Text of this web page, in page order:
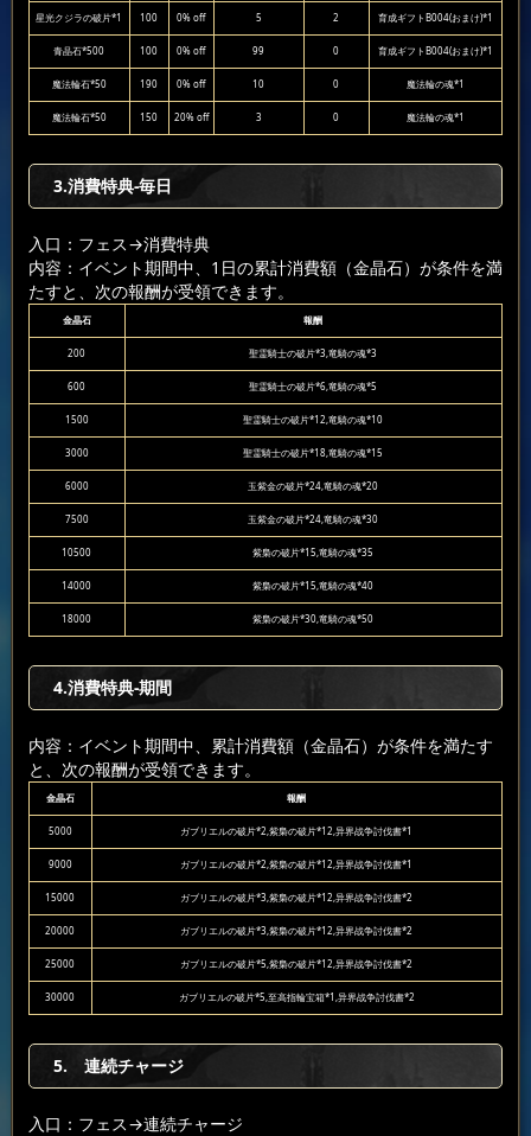
星光クジラの破片*1 100 0% off 5 2 育成ギフトB004(おまけ)*1
青晶石*500 100 0% off 99 0 育成ギフトB004(おまけ)*1
魔法輪石*50 190 0% off 10 0 魔法輪の魂*1
魔法輪石*50 150 20% off 3 0 魔法輪の魂*1
3.消費特典-毎日
入口：フェス→消費特典
内容：イベント期間中、1日の累計消費額（金晶石）が条件を満
たすと、次の報酬が受領できます。
金晶石 報酬
200 聖霊騎士の破片*3,竜騎の魂*3
600 聖霊騎士の破片*6,竜騎の魂*5
1500 聖霊騎士の破片*12,竜騎の魂*10
3000 聖霊騎士の破片*18,竜騎の魂*15
6000 玉紫金の破片*24,竜騎の魂*20
7500 玉紫金の破片*24,竜騎の魂*30
10500 紫梟の破片*15,竜騎の魂*35
14000 紫梟の破片*15,竜騎の魂*40
18000 紫梟の破片*30,竜騎の魂*50
4.消費特典-期間
内容：イベント期間中、累計消費額（金晶石）が条件を満たす
と、次の報酬が受領できます。
金晶石 報酬
5000 ガブリエルの破片*2,紫梟の破片*12,异界战争討伐書*1
9000 ガブリエルの破片*2,紫梟の破片*12,异界战争討伐書*1
15000 ガブリエルの破片*3,紫梟の破片*12,异界战争討伐書*2
20000 ガブリエルの破片*3,紫梟の破片*12,异界战争討伐書*2
25000 ガブリエルの破片*5,紫梟の破片*12,异界战争討伐書*2
30000 ガブリエルの破片*5,至高指輪宝箱*1,异界战争討伐書*2
5. 連続チャージ
入口：フェス→連続チャージ